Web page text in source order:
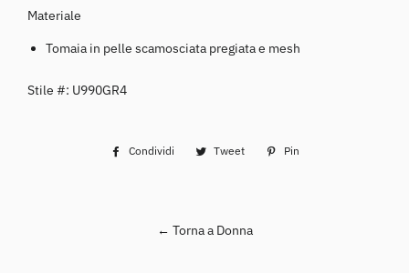
Materiale
Tomaia in pelle scamosciata pregiata e mesh
Stile #: U990GR4
Condividi
CondividiTweet
Twitta Pin
← Torna a Donna